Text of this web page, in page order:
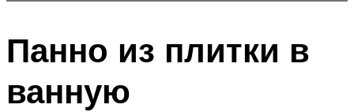
Панно из плитки в
ванную